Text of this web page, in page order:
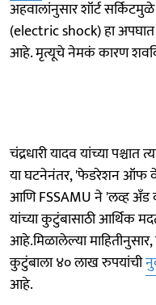
अहवालांनुसार शॉर्ट
(electric shock) हा
आहे. मृत्यूचे नेमकं कारण
चंद्रधारी यादव यांच्या
या घटनेनंतर, 'फेडरेशन ऑफ
आणि FSSAMU ने 'लव्ह अँड
यांच्या कुटुंबासाठी आर्थिक
आहे.मिळालेल्या माहितीनुसार,
कुटुंबाला ४० लाख रुपयांची
आहे.